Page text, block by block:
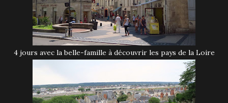
4 jours avec la belle-famille à découvrir les pays de la Loire